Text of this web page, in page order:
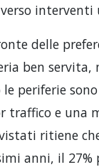
interventi
delle
ben servita,
le periferie
traffico e una
ritiene
anni, il